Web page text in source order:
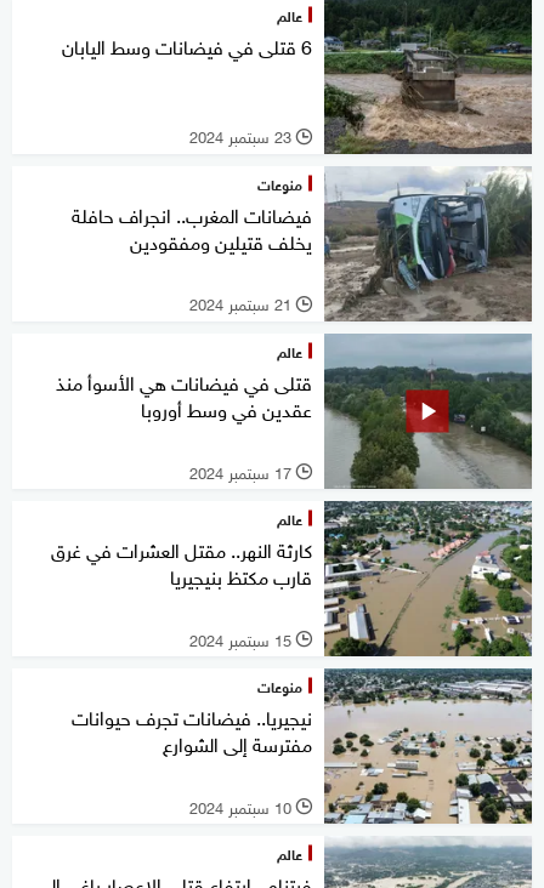
عالم
6 قتلى في فيضانات وسط اليابان
l 23 سبتمبر 2024
منوعات
فيضانات المغرب.. انجراف حافلة
يخلف قتيلين ومفقودين
l 21 سبتمبر 2024
عالم
قتلى في فيضانات هي الأسوأ منذ
عقدين في وسط أوروبا
l 17 سبتمبر 2024
عالم
كارثة النهر.. مقتل العشرات في غرق
قارب مكتظ بنيجيريا
l 15 سبتمبر 2024
منوعات
نيجيريا.. فيضانات تجرف حيوانات
مفترسة إلى الشوارع
l 10 سبتمبر 2024
عالم